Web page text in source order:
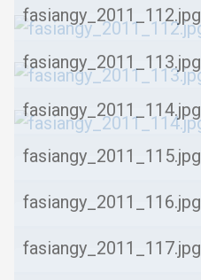
fasiangy_2011_112.jpg
fasiangy_2011_113.jpg
fasiangy_2011_114.jpg
fasiangy_2011_115.jpg
fasiangy_2011_116.jpg
fasiangy_2011_117.jpg